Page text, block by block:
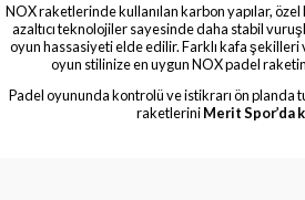
NOX raketlerinde kullanılan karbon yapılar,
azaltıcı teknolojiler sayesinde daha stabil
oyun hassasiyeti elde edilir. Farklı kafa şekilleri
oyun stilinize en uygun NOX padel
Padel oyununda kontrolü ve istikrarı ön planda
raketleriniMerit Spor’da